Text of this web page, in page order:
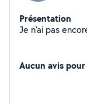
Présentation
Aucun avis